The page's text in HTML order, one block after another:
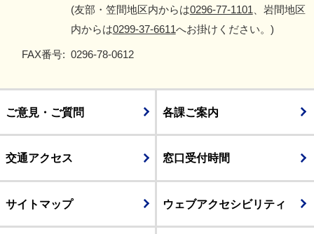
(友部・笠間地区内からは0296-77-1101 、岩間地区
内からは0299-37-6611へお掛けください。)
FAX番号: 0296-78-0612
ご意見・ご質問 各課ご案内
交通アクセス 窓口受付時間
サイトマップ ウェブアクセシビリティ